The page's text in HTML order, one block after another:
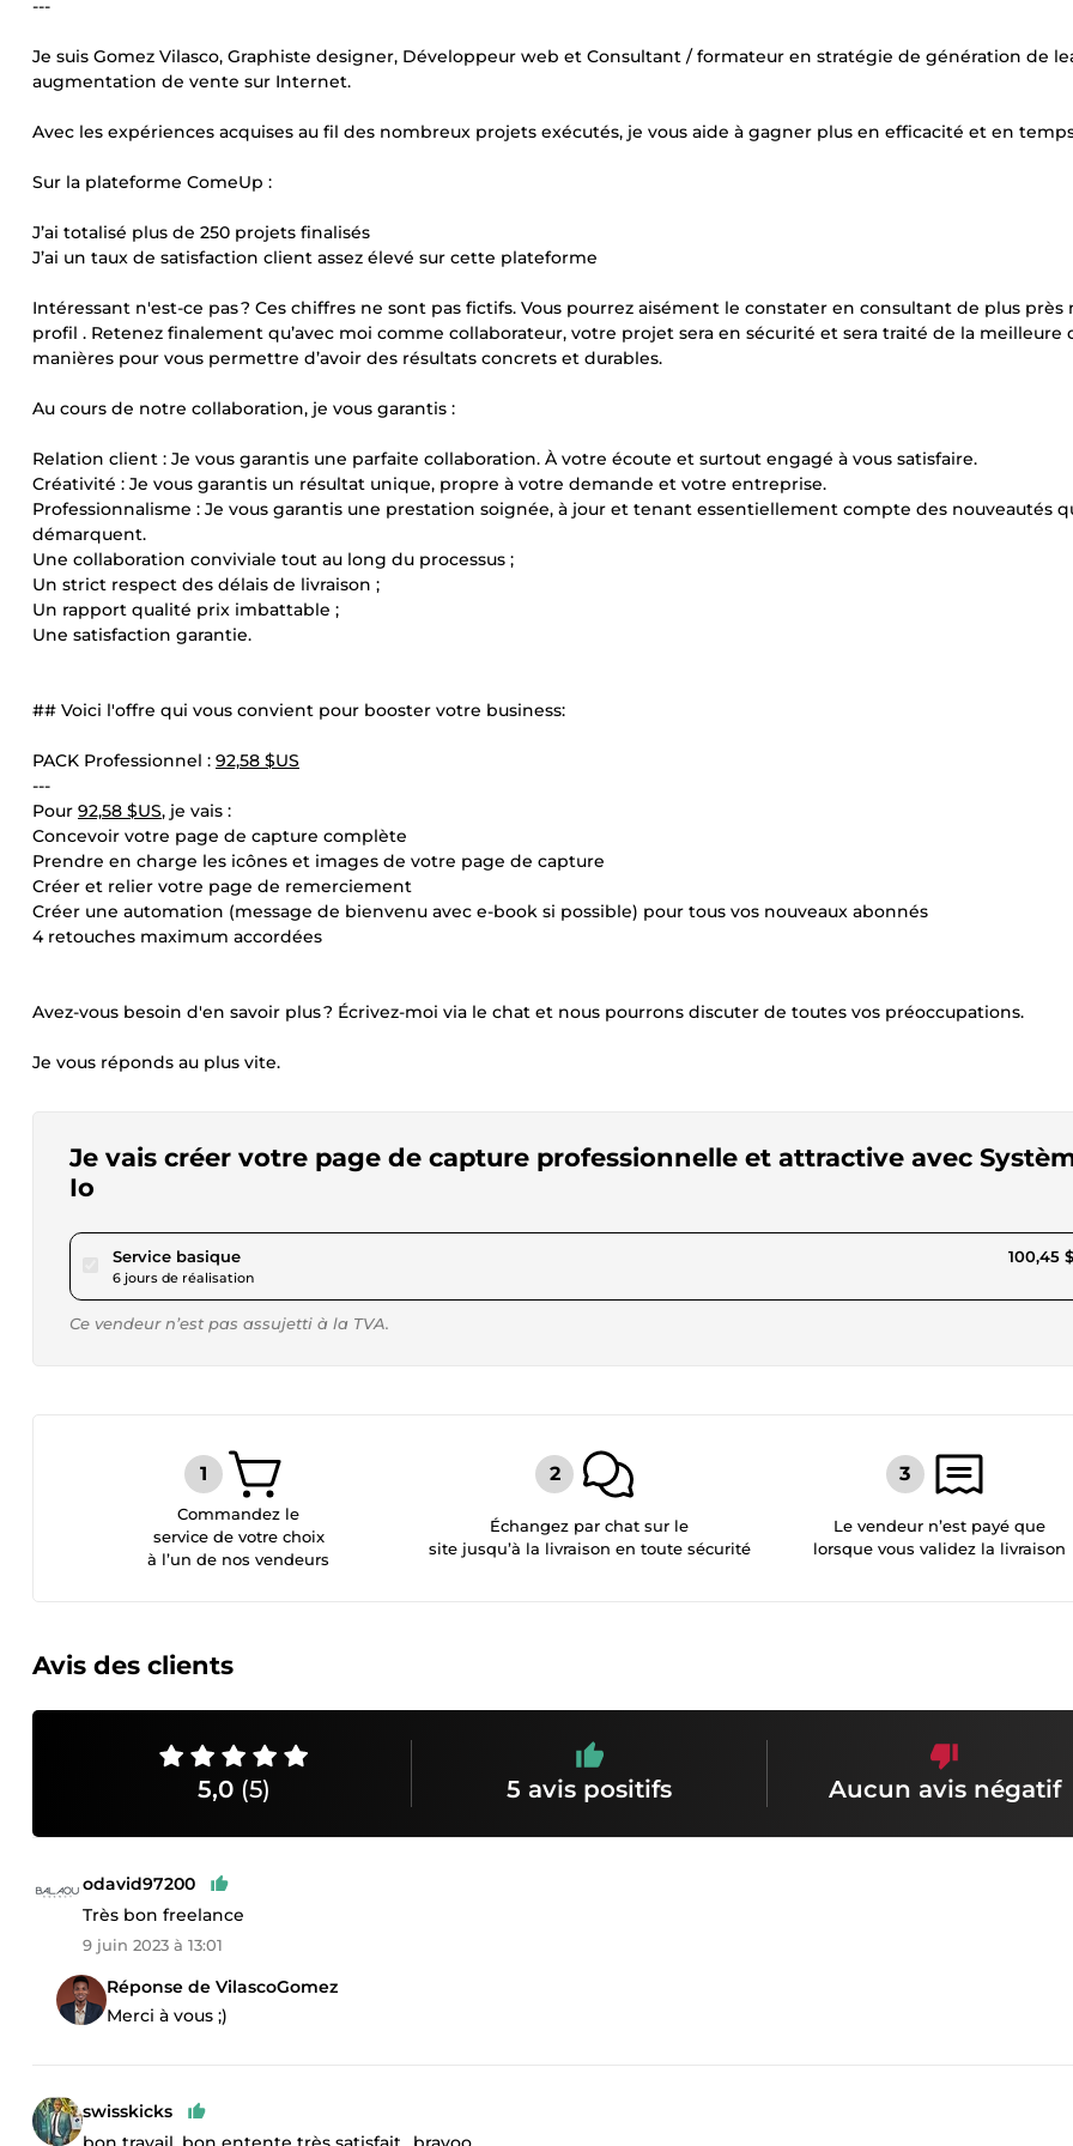
---
Je suis Gomez Vilasco, Graphiste designer, Développeur web et Consultant / formateur en stratégie de génération de
augmentation de vente sur Internet.
Avec les expériences acquises au fil des nombreux projets exécutés, je vous aide à gagner plus en efficacité et en
Sur la plateforme ComeUp :
J’ai totalisé plus de 250 projets finalisés
J’ai un taux de satisfaction client assez élevé sur cette plateforme
Intéressant n'est-ce pas ? Ces chiffres ne sont pas fictifs. Vous pourrez aisément le constater en consultant de plus près
profil . Retenez finalement qu’avec moi comme collaborateur, votre projet sera en sécurité et sera traité de la meilleure
manières pour vous permettre d’avoir des résultats concrets et durables.
Au cours de notre collaboration, je vous garantis :
Relation client : Je vous garantis une parfaite collaboration. À votre écoute et surtout engagé à vous satisfaire.
Créativité : Je vous garantis un résultat unique, propre à votre demande et votre entreprise.
Professionnalisme : Je vous garantis une prestation soignée, à jour et tenant essentiellement compte des nouveautés
démarquent.
Une collaboration conviviale tout au long du processus ;
Un strict respect des délais de livraison ;
Un rapport qualité prix imbattable ;
Une satisfaction garantie.
## Voici l'offre qui vous convient pour booster votre business:
PACK Professionnel : 92,58 $US
---
Pour 92,58 $US, je vais :
Concevoir votre page de capture complète
Prendre en charge les icônes et images de votre page de capture
Créer et relier votre page de remerciement
Créer une automation (message de bienvenu avec e-book si possible) pour tous vos nouveaux abonnés
4 retouches maximum accordées
Avez-vous besoin d'en savoir plus ? Écrivez-moi via le chat et nous pourrons discuter de toutes vos préoccupations.
Je vous réponds au plus vite.
Je vais créer votre page de capture professionnelle et attractive avec
Io
Service basiquepour 92,58 $US
6 jours de réalisation
100,45
Ce vendeur n’est pas assujetti à la TVA.
Commandez le
service de votre choix
à l’un de nos vendeurs
Échangez par chat sur le
site jusqu’à la livraison en toute sécurité
Le vendeur n’est payé que
lorsque vous validez la livraison
Avis des clients
5,0 (5) 5 avis positifs Aucun avis négatif
odavid97200
Très bon freelance
9 juin 2023 à 13:01
Réponse de VilascoGomez
Merci à vous ;)
swisskicks